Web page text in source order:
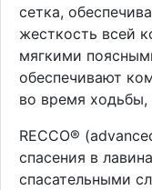
сетка,
жесткость всей
мягкими
обеспечивают
во время ходьбы,
RECCO®
спасения в
спасательными